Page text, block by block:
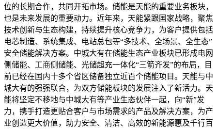
位的长期合作，共同开拓市场。储能是天能的重要业务板块，
也是未来发展的重要动力。近年来，天能紧跟国家战略，聚焦
技术创新与生态构建，持续提升核心竞争力，为客户提供包括
电芯制造、系统集成、电站总包等“多技术、全场景、全生态”
安全储能解决方案。中城大有在储能生态产业板块已形成电网
侧储能、工商侧储能、光储超充一体化“三箭齐发”的布局，目
前已经在国内十多个省区储备独立近百个储能项目。天能与中
城大有的强强联合，为双方储能板块的发展注入了新活力。天
能将坚定不移地与中城大有等产业生态伙伴一起，向“新”发
力，携手打造更贴合客户与市场需求的产品及解决方案，为产
业创造更大价值，助力安全、清洁、高效的新能源惠及千行百